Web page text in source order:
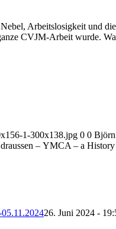
Arbeitslosigkeit und
CVJM-Arbeit wurde.
1-300x138.jpg 0 0
– YMCA – a History
26. Juni 2024 -